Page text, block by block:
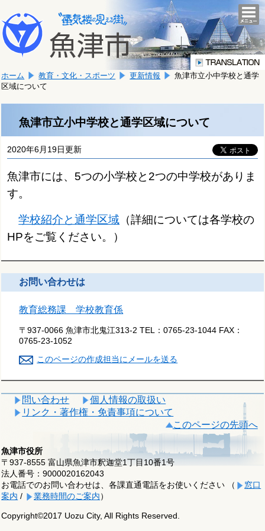
文
へ
移
ま
す。
こ
か
文
で
す。
ホーム 教育・文化・スポーツ 更新情報
魚津市立小中学校と通学
区域について
魚津市立小中学校と通学区域について
2020年6月19日更新
魚津市には、5つの小学校と2つの中学校がありま
す。
学校紹介と通学区域 （詳細については各学校の
HPをご覧ください。）
お問い合わせは
教育総務課 学校教育係
〒937-0066 魚津市北鬼江313-2 TEL：0765-23-1044 FAX：
0765-23-1052
このページの作成担当にメールを送る
問い合わせ
個人情報の取扱い
リンク・著作権・免責事項について
このページの先頭へ
魚津市役所
〒937-8555 富山県魚津市釈迦堂1丁目10番1号
法人番号：9000020162043
お電話でのお問い合わせは、各課直通電話をお使いください （
窓口
案内 / 業務時間のご案内）
Copyright©2017 Uozu City, All Rights Reserved.